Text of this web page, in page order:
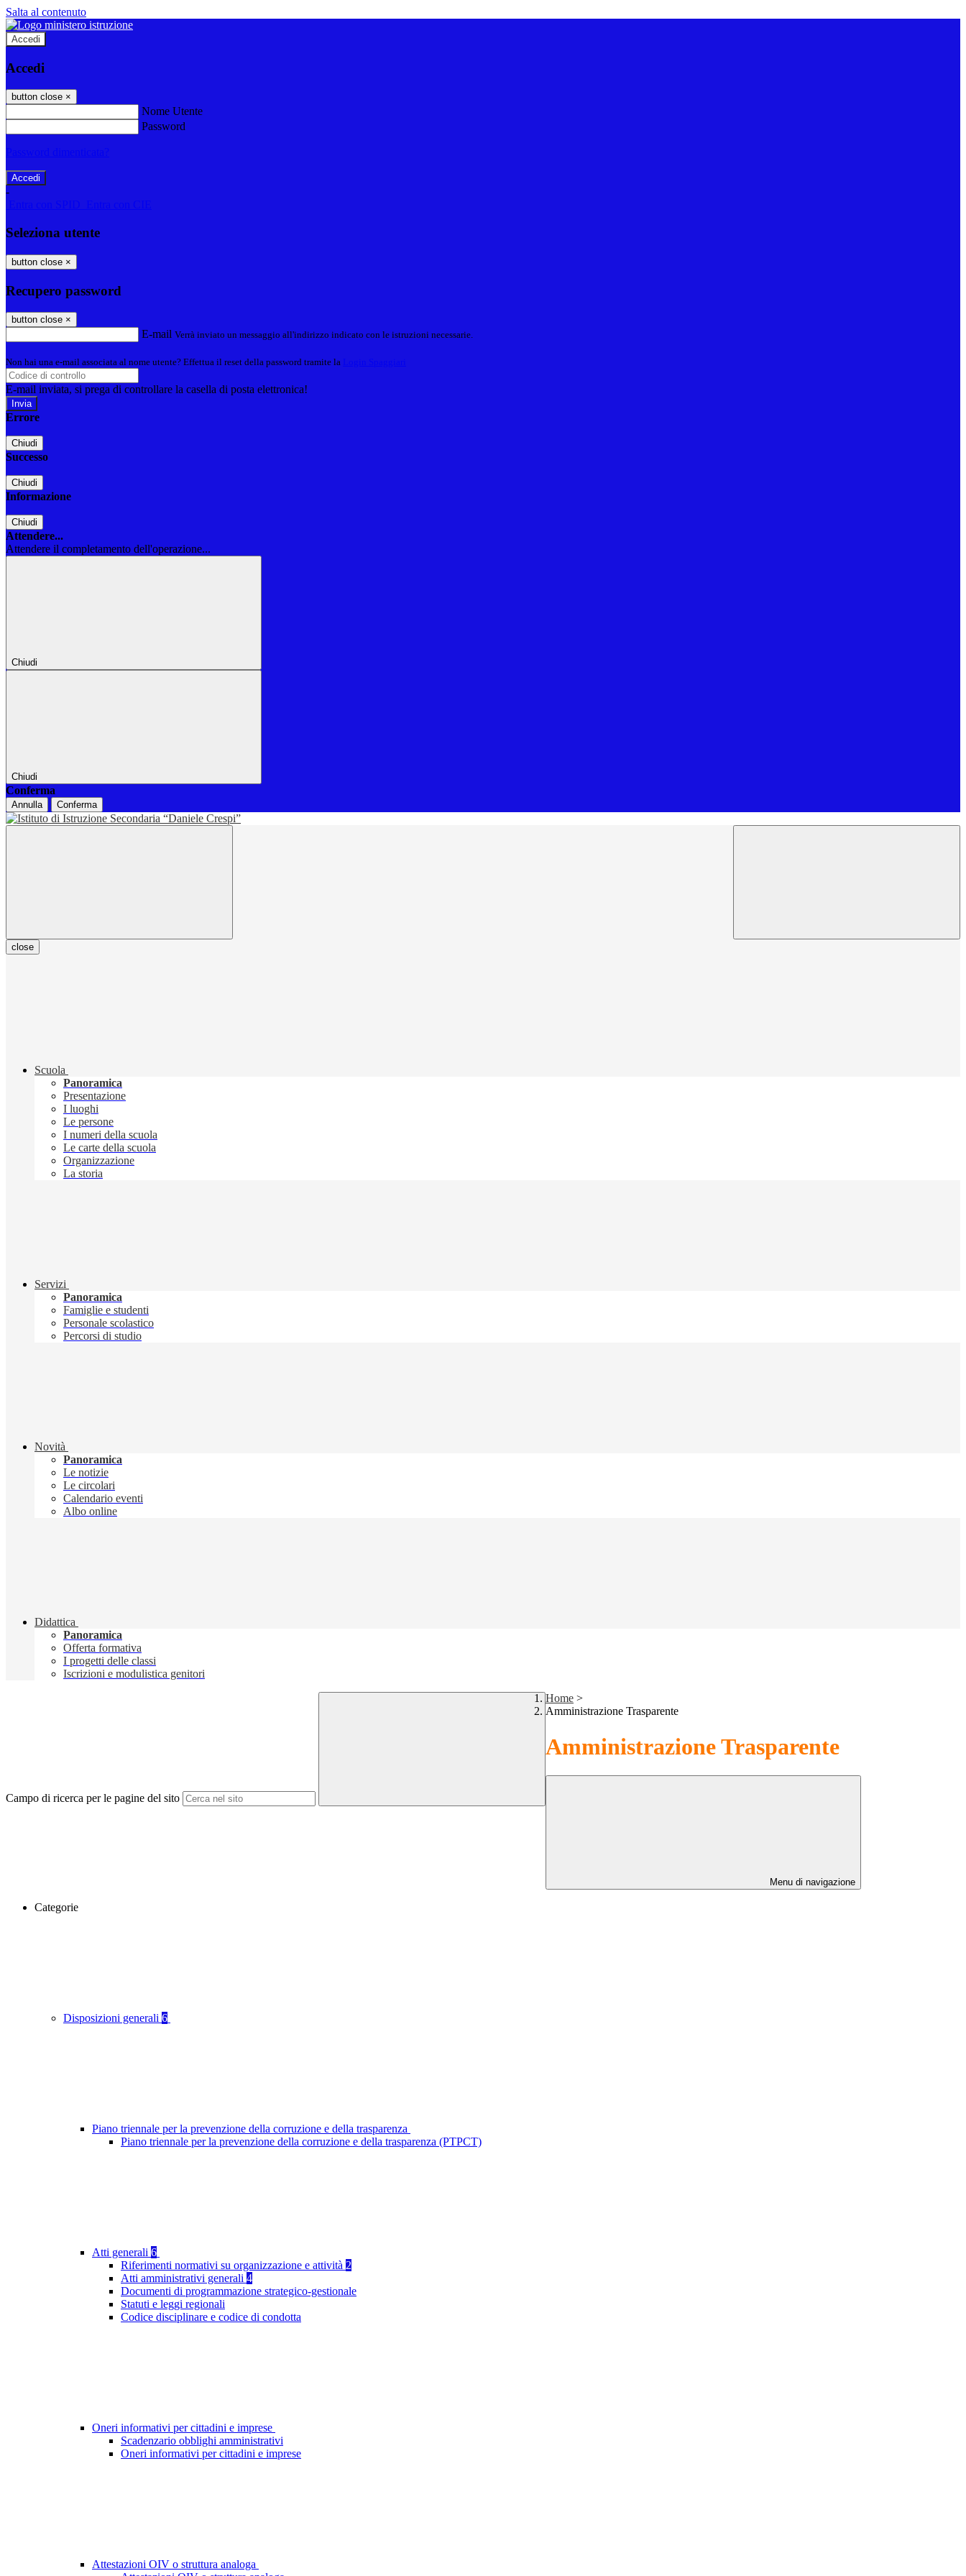
Salta al contenuto
Accedi
Accedi
button close ×
Nome Utente
Password
-
Seleziona utente
button close ×
Recupero password
button close ×
E-mail Verrà inviato un messaggio all'indirizzo indicato con le istruzioni necessarie.
Non hai una e-mail associata al nome utente? Effettua il reset della password tramite la
E-mail inviata, si prega di controllare la casella di posta elettronica!
Errore
Chiudi
Successo
Chiudi
Informazione
Chiudi
Attendere...
Attendere il completamento dell'operazione...
Chiudi
Chiudi
Conferma
Annulla Conferma
close
Scuola
Panoramica
Presentazione
I luoghi
Le persone
I numeri della scuola
Le carte della scuola
Organizzazione
La storia
Servizi
Panoramica
Famiglie e studenti
Personale scolastico
Percorsi di studio
Novità
Panoramica
Le notizie
Le circolari
Calendario eventi
Albo online
Didattica
Panoramica
Offerta formativa
I progetti delle classi
Iscrizioni e modulistica genitori
Campo di ricerca per le pagine del sito
Home >
Amministrazione Trasparente
Amministrazione Trasparente
Menu di navigazione
Categorie
Disposizioni generali 6
Piano triennale per la prevenzione della corruzione e della trasparenza
Piano triennale per la prevenzione della corruzione e della trasparenza (PTPCT)
Atti generali 6
Riferimenti normativi su organizzazione e attività 2
Atti amministrativi generali 4
Documenti di programmazione strategico-gestionale
Statuti e leggi regionali
Codice disciplinare e codice di condotta
Oneri informativi per cittadini e imprese
Scadenzario obblighi amministrativi
Oneri informativi per cittadini e imprese
Attestazioni OIV o struttura analoga